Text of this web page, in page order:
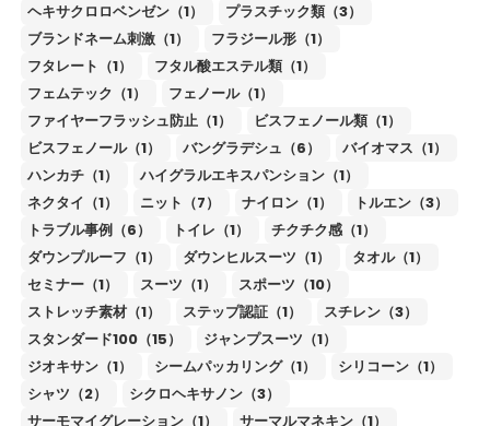
ヘキサクロロベンゼン（1）
プラスチック類（3）
ブランドネーム刺激（1）
フラジール形（1）
フタレート（1）
フタル酸エステル類（1）
フェムテック（1）
フェノール（1）
ファイヤーフラッシュ防止（1）
ビスフェノール類（1）
ビスフェノール（1）
バングラデシュ（6）
バイオマス（1）
ハンカチ（1）
ハイグラルエキスパンション（1）
ネクタイ（1）
ニット（7） ナイロン（1）
トルエン（3）
トラブル事例（6）
トイレ（1）
チクチク感（1）
ダウンプルーフ（1）
ダウンヒルスーツ（1）
タオル（1）
セミナー（1）
スーツ（1）
スポーツ（10）
ストレッチ素材（1）
ステップ認証（1）
スチレン（3）
スタンダード100（15）
ジャンプスーツ（1）
ジオキサン（1）
シームパッカリング（1）
シリコーン（1）
シャツ（2）
シクロヘキサノン（3）
サーモマイグレーション（1）
サーマルマネキン（1）